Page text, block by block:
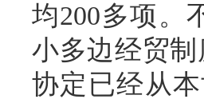
均200多项。
小多边经贸
协定已经从